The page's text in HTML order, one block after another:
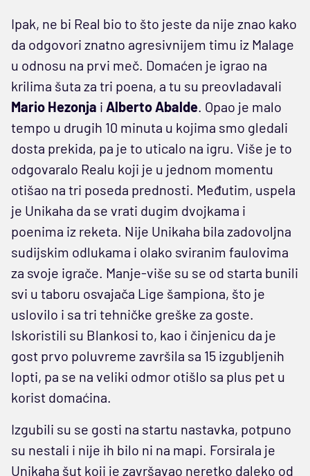
Ipak, ne bi Real bio to što jeste da nije znao kako
da odgovori znatno agresivnijem timu iz Malage
u odnosu na prvi meč. Domaćen je igrao na
krilima šuta za tri poena, a tu su preovladavali
Mario Hezonja i Alberto Abalde. Opao je malo
tempo u drugih 10 minuta u kojima smo gledali
dosta prekida, pa je to uticalo na igru. Više je to
odgovaralo Realu koji je u jednom momentu
otišao na tri poseda prednosti. Međutim, uspela
je Unikaha da se vrati dugim dvojkama i
poenima iz reketa. Nije Unikaha bila zadovoljna
sudijskim odlukama i olako sviranim faulovima
za svoje igrače. Manje-više su se od starta bunili
svi u taboru osvajača Lige šampiona, što je
uslovilo i sa tri tehničke greške za goste.
Iskoristili su Blankosi to, kao i činjenicu da je
gost prvo poluvreme završila sa 15 izgubljenih
lopti, pa se na veliki odmor otišlo sa plus pet u
korist domaćina.
Izgubili su se gosti na startu nastavka, potpuno
su nestali i nije ih bilo ni na mapi. Forsirala je
Unikaha šut koji je završavao neretko daleko od